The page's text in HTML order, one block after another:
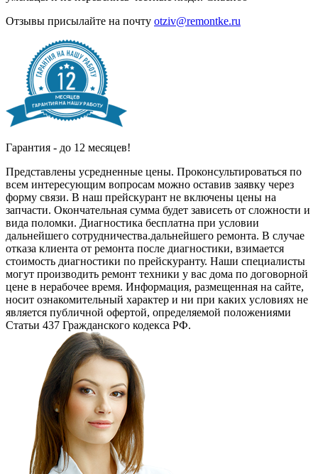
Отзывы присылайте на почту otziv@remontke.ru
Гарантия - до 12 месяцев!
Представлены усредненные цены. Проконсультироваться по
всем интересующим вопросам можно оставив заявку через
форму связи. В наш прейскурант не включены цены на
запчасти. Окончательная сумма будет зависеть от сложности и
вида поломки. Диагностика бесплатна при условии
дальнейшего сотрудничества.дальнейшего ремонта. В случае
отказа клиента от ремонта после диагностики, взимается
стоимость диагностики по прейскуранту. Наши специалисты
могут производить ремонт техники у вас дома по договорной
цене в нерабочее время. Информация, размещенная на сайте,
носит ознакомительный характер и ни при каких условиях не
является публичной офертой, определяемой положениями
Статьи 437 Гражданского кодекса РФ.